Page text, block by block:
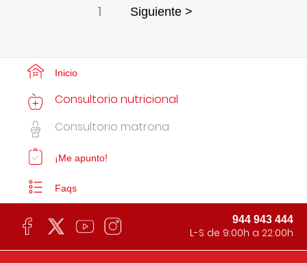
1 Siguiente >
Inicio
Consultorio nutricional
Consultorio matrona
¡Me apunto!
Faqs
944 943 444
L-S de 9:00h a 22:00h